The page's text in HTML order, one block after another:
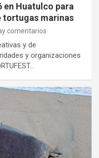
en Huatulco para
tortugas marinas
comentarios
y de
y organizaciones